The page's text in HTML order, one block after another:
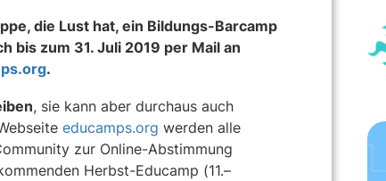
die Lust hat, ein Bildungs-Barcamp
bis zum 31. Juli 2019 per Mail an
.
, sie kann aber durchaus auch
educamps.org werden alle
zur Online-Abstimmung
Herbst-Educamp (11.–